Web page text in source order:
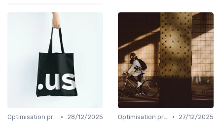
Optimisation processus •
28/12/2025
Optimisation processus •
27/12/2025